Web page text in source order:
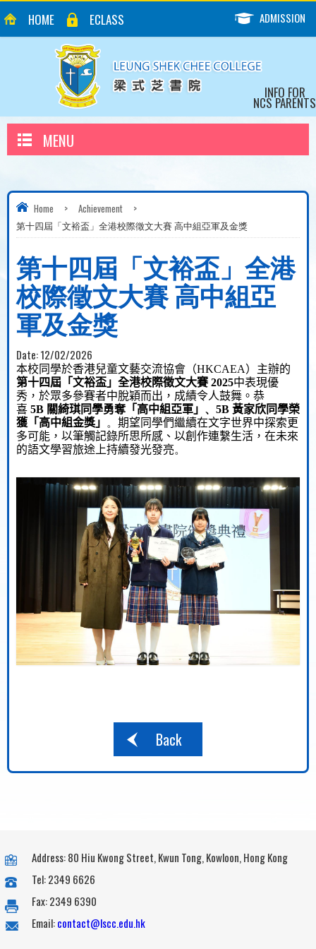
HOME ECLASS ADMISSION
INFO FOR
NCS PARENTS
MENU
Home > Achievement
>
第十四屆「文裕盃」全港校際徵文大賽 高中組亞軍及金獎
第十四屆「文裕盃」全港
校際徵文大賽 高中組亞
軍及金獎
Date:12/02/2026
本校同學於香港兒童文藝交流協會（HKCAEA）主辦的
第十四屆 「文裕盃」全港校際徵文大賽 2025中表現優
秀，於眾多參賽者中脫穎而出，成績令人鼓舞。 恭
喜 5B 關綺琪同學勇奪「高中組亞軍」 、5B 黃家欣同學榮
獲「高中組金獎」
。 期望同學們繼續在文字世界中探索更
多可能，以筆觸記錄所思所感 、以創作連繫生活 ，在未來
的語文學習旅途 上持續發光發亮。
Back
Address: 80 Hiu Kwong Street, Kwun Tong, Kowloon, Hong Kong
Tel: 2349 6626
Fax: 2349 6390
Email:contact@lscc.edu.hk